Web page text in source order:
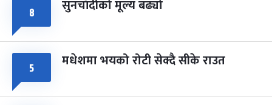
८ सुनचाँदीको मूल्य बढ्यो
५ मधेशमा भयको रोटी सेक्दै सीके राउत